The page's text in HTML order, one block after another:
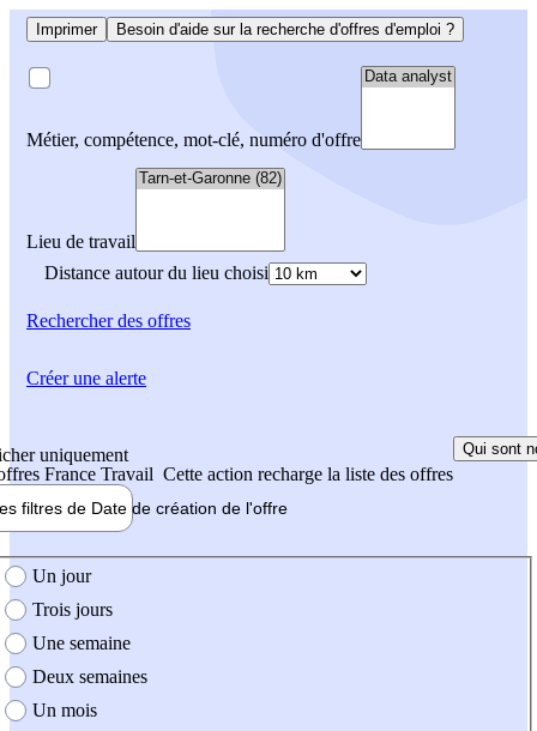
Imprimer Besoin d'aide sur la recherche d'offres d'emploi ?
Métier, compétence, mot-clé, numéro d'offre
Lieu de travail
Distance autour du lieu choisi
Rechercherdes offres
uniquement
France Travail Cette action recharge la liste des offres
Qui sont
filtres de Date de création de l'offre
création de l'offre
Un jour
Trois jours
Une semaine
Deux semaines
Un mois
Créer une alerte